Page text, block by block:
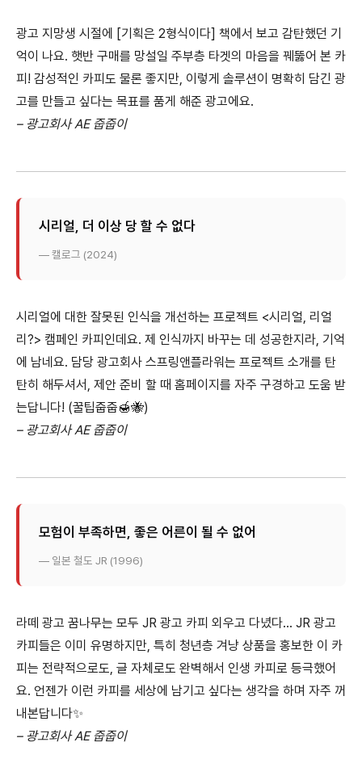
광고 지망생 시절에 [기획은 2형식이다] 책에서 보고 감탄했던 기
억이 나요. 햇반 구매를 망설일 주부층 타겟의 마음을 꿰뚫어 본 카
피! 감성적인 카피도 물론 좋지만, 이렇게 솔루션이 명확히 담긴 광
고를 만들고 싶다는 목표를 품게 해준 광고에요.
– 광고회사 AE 줍줍이
시리얼, 더 이상 당 할 수 없다
— 캘로그 (2024)
시리얼에 대한 잘못된 인식을 개선하는 프로젝트 <시리얼, 리얼
리?> 캠페인 카피인데요. 제 인식까지 바꾸는 데 성공한지라, 기억
에 남네요. 담당 광고회사 스프링앤플라워는 프로젝트 소개를 탄
탄히 해두셔서, 제안 준비 할 때 홈페이지를 자주 구경하고 도움 받
는답니다! (꿀팁줍줍🍯🐝)
– 광고회사 AE 줍줍이
모험이 부족하면, 좋은 어른이 될 수 없어
— 일본 철도 JR (1996)
라떼 광고 꿈나무는 모두 JR 광고 카피 외우고 다녔다… JR 광고
카피들은 이미 유명하지만, 특히 청년층 겨냥 상품을 홍보한 이 카
피는 전략적으로도, 글 자체로도 완벽해서 인생 카피로 등극했어
요. 언젠가 이런 카피를 세상에 남기고 싶다는 생각을 하며 자주 꺼
내본답니다✨
– 광고회사 AE 줍줍이